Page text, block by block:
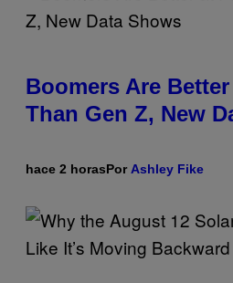
Boomers Are
Than Gen Z, New
hace 2 horasPorAshley Fike